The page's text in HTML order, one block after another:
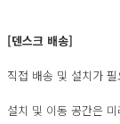
[덴스크 배송]
직접 배송 및 설치가
설치 및 이동 공간은